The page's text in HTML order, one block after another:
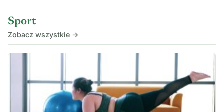
Sport
Zobacz wszystkie →